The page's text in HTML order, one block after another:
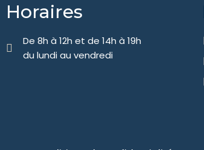
Horaires
De 8h à 12h et de 14h à 19h
du lundi au vendredi